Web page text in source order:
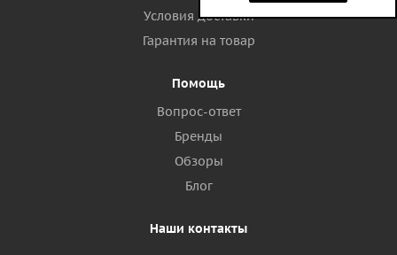
Условия доставки
Гарантия на товар
Помощь
Вопрос-ответ
Бренды
Обзоры
Блог
Наши контакты